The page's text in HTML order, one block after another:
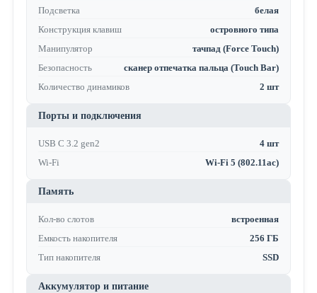
Подсветка
белая
Конструкция клавиш
островного типа
Манипулятор
тачпад (Force Touch)
Безопасность
сканер отпечатка пальца (Touch Bar)
Количество динамиков
2 шт
Порты и подключения
USB C 3.2 gen2
4 шт
Wi-Fi
Wi-Fi 5 (802.11ac)
Память
Кол-во слотов
встроенная
Емкость накопителя
256 ГБ
Тип накопителя
SSD
Аккумулятор и питание